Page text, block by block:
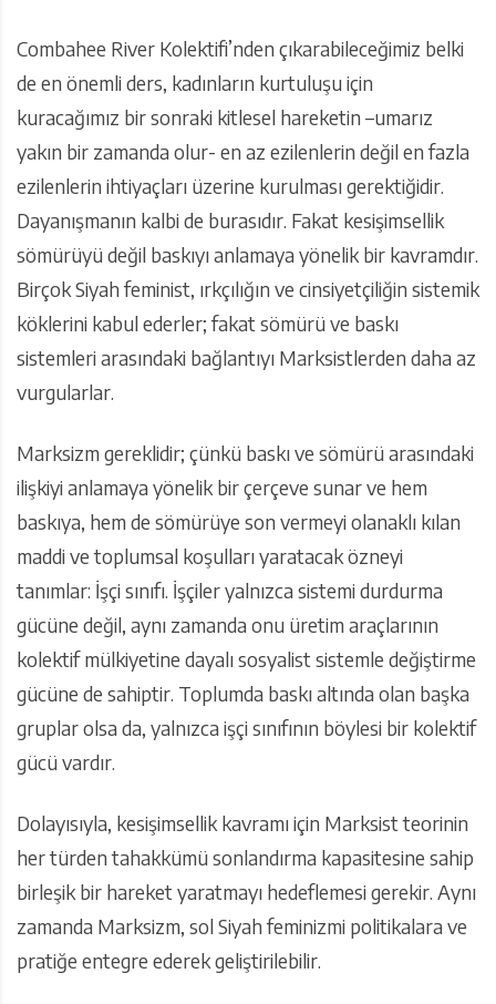
Combahee River Kolektifi’nden çıkarabileceğimiz belki
de en önemli ders, kadınların kurtuluşu için
kuracağımız bir sonraki kitlesel hareketin –umarız
yakın bir zamanda olur- en az ezilenlerin değil en fazla
ezilenlerin ihtiyaçları üzerine kurulması gerektiğidir.
Dayanışmanın kalbi de burasıdır. Fakat kesişimsellik
sömürüyü değil baskıyı anlamaya yönelik bir kavramdır.
Birçok Siyah feminist, ırkçılığın ve cinsiyetçiliğin sistemik
köklerini kabul ederler; fakat sömürü ve baskı
sistemleri arasındaki bağlantıyı Marksistlerden daha az
vurgularlar.
Marksizm gereklidir; çünkü baskı ve sömürü arasındaki
ilişkiyi anlamaya yönelik bir çerçeve sunar ve hem
baskıya, hem de sömürüye son vermeyi olanaklı kılan
maddi ve toplumsal koşulları yaratacak özneyi
tanımlar: İşçi sınıfı. İşçiler yalnızca sistemi durdurma
gücüne değil, aynı zamanda onu üretim araçlarının
kolektif mülkiyetine dayalı sosyalist sistemle değiştirme
gücüne de sahiptir. Toplumda baskı altında olan başka
gruplar olsa da, yalnızca işçi sınıfının böylesi bir kolektif
gücü vardır.
Dolayısıyla, kesişimsellik kavramı için Marksist teorinin
her türden tahakkümü sonlandırma kapasitesine sahip
birleşik bir hareket yaratmayı hedeflemesi gerekir. Aynı
zamanda Marksizm, sol Siyah feminizmi politikalara ve
pratiğe entegre ederek geliştirilebilir.